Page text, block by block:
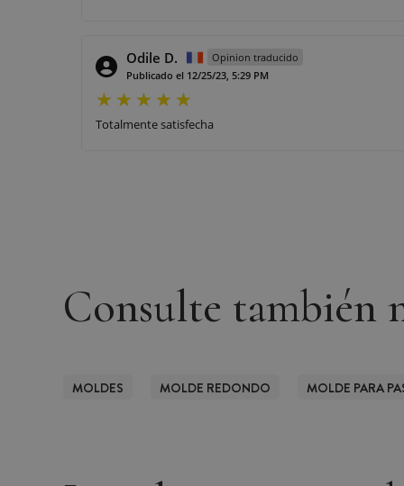
Odile D.
Opinion traducido
Publicado el 12/25/23, 5:29 PM
Totalmente satisfecha
Consulte también
MOLDES MOLDE REDONDO MOLDE PARA